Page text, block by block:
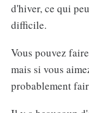
d'hiver, ce qui
difficile.
Vous pouvez
mais si vous
probablement